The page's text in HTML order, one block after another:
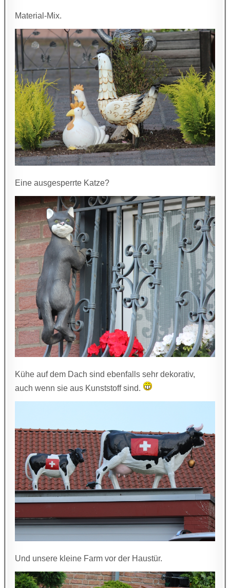
Material-Mix.
Eine ausgesperrte Katze?
Kühe auf dem Dach sind ebenfalls sehr dekorativ,
auch wenn sie aus Kunststoff sind.
Und unsere kleine Farm vor der Haustür.